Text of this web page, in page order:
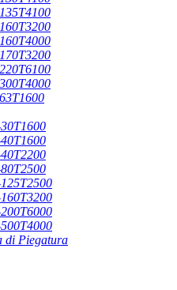
di Piegatura